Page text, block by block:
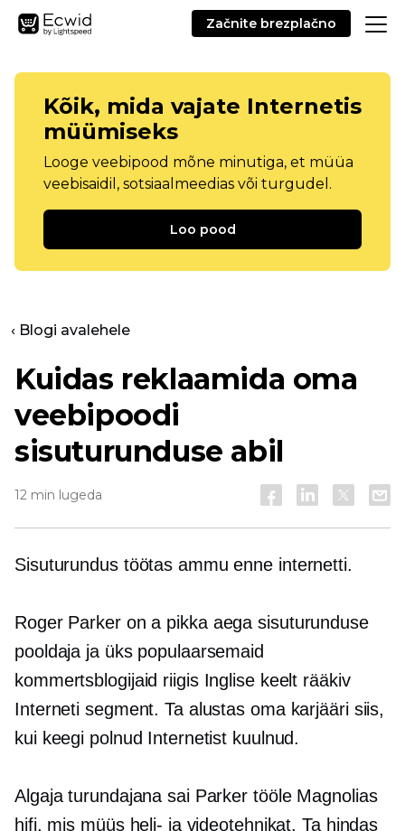
Začnite brezplačno
Kõik, mida vajate Internetis
müümiseks
Looge veebipood mõne minutiga, et müüa
veebisaidil, sotsiaalmeedias või turgudel.
Loo pood
‹ Blogi avalehele
Kuidas reklaamida oma
veebipoodi
sisuturunduse abil
12 min lugeda
Sisuturundus töötas ammu enne internetti.
Roger Parker on a pikka aega sisuturunduse
pooldaja ja üks populaarsemaid
kommertsblogijaid riigis Inglise keelt rääkiv
Interneti segment. Ta alustas oma karjääri siis,
kui keegi polnud Internetist kuulnud.
Algaja turundajana sai Parker tööle Magnolias
hifi, mis müüs heli- ja videotehnikat. Ta hindas